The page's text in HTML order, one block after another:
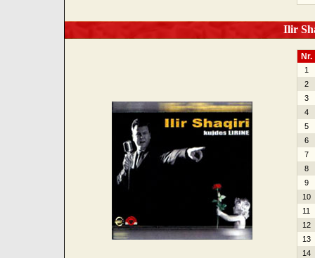
Ilir
Nr.
1
2
3
4
5
6
7
8
9
10
11
12
13
14